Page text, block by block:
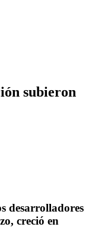
subieron
desarrolladores
creció en